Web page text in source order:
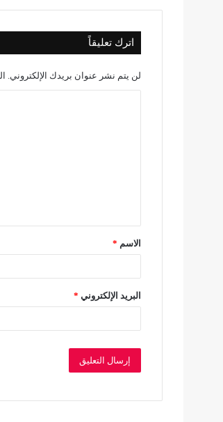
اترك تعليقاً
لن يتم نشر عنوان بريدك الإلكتروني.
ق
*
الاسم *
البريد الإلكتروني *